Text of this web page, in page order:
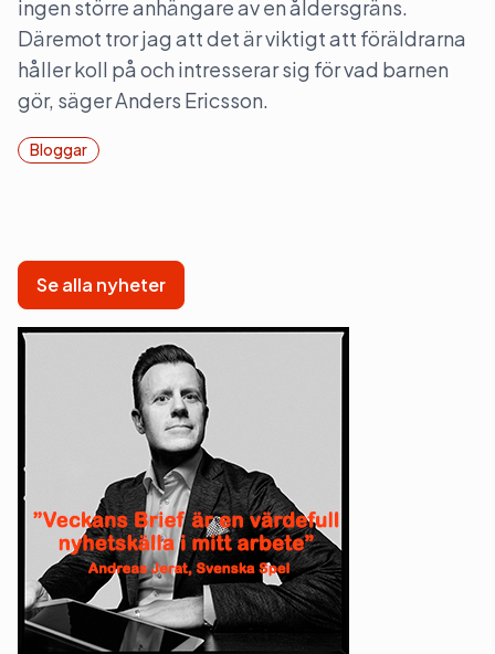
ingen större anhängare av en åldersgräns.
Däremot tror jag att det är viktigt att föräldrarna
håller koll på och intresserar sig för vad barnen
gör, säger Anders Ericsson.
Bloggar
Se alla nyheter